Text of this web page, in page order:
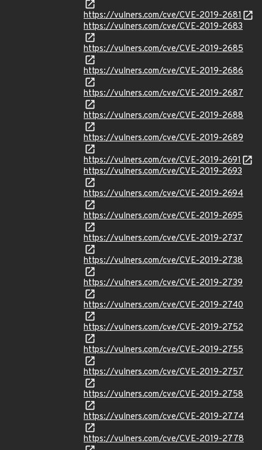
https://vulners.com/cve/CVE-2019-2681
https://vulners.com/cve/CVE-2019-2683
https://vulners.com/cve/CVE-2019-2685
https://vulners.com/cve/CVE-2019-2686
https://vulners.com/cve/CVE-2019-2687
https://vulners.com/cve/CVE-2019-2688
https://vulners.com/cve/CVE-2019-2689
https://vulners.com/cve/CVE-2019-2691
https://vulners.com/cve/CVE-2019-2693
https://vulners.com/cve/CVE-2019-2694
https://vulners.com/cve/CVE-2019-2695
https://vulners.com/cve/CVE-2019-2737
https://vulners.com/cve/CVE-2019-2738
https://vulners.com/cve/CVE-2019-2739
https://vulners.com/cve/CVE-2019-2740
https://vulners.com/cve/CVE-2019-2752
https://vulners.com/cve/CVE-2019-2755
https://vulners.com/cve/CVE-2019-2757
https://vulners.com/cve/CVE-2019-2758
https://vulners.com/cve/CVE-2019-2774
https://vulners.com/cve/CVE-2019-2778